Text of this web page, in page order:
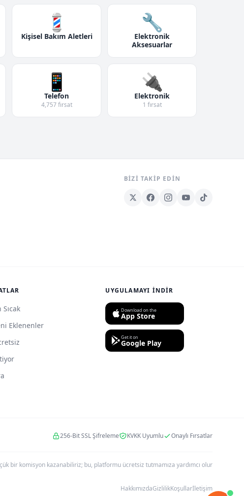
💈
Kişisel Bakım Aletleri
🔧
Elektronik
Aksesuarlar
📱
Telefon
4,757 fırsat
🔌
Elektronik
1 fırsat
BIZI TAKIP EDIN
Sıcak
Eklenenler
UYGULAMAYI İNDIR
Download on the
App Store
Get it on
Google Play
256-Bit SSL Şifreleme KVKK Uyumlu Onaylı Fırsatlar
bir komisyon kazanabiliriz; bu, platformu ücretsiz tutmamıza yardımcı olur
HakkımızdaGizlilikKoşullarİletişim